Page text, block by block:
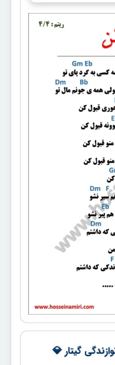
گیتار 💎